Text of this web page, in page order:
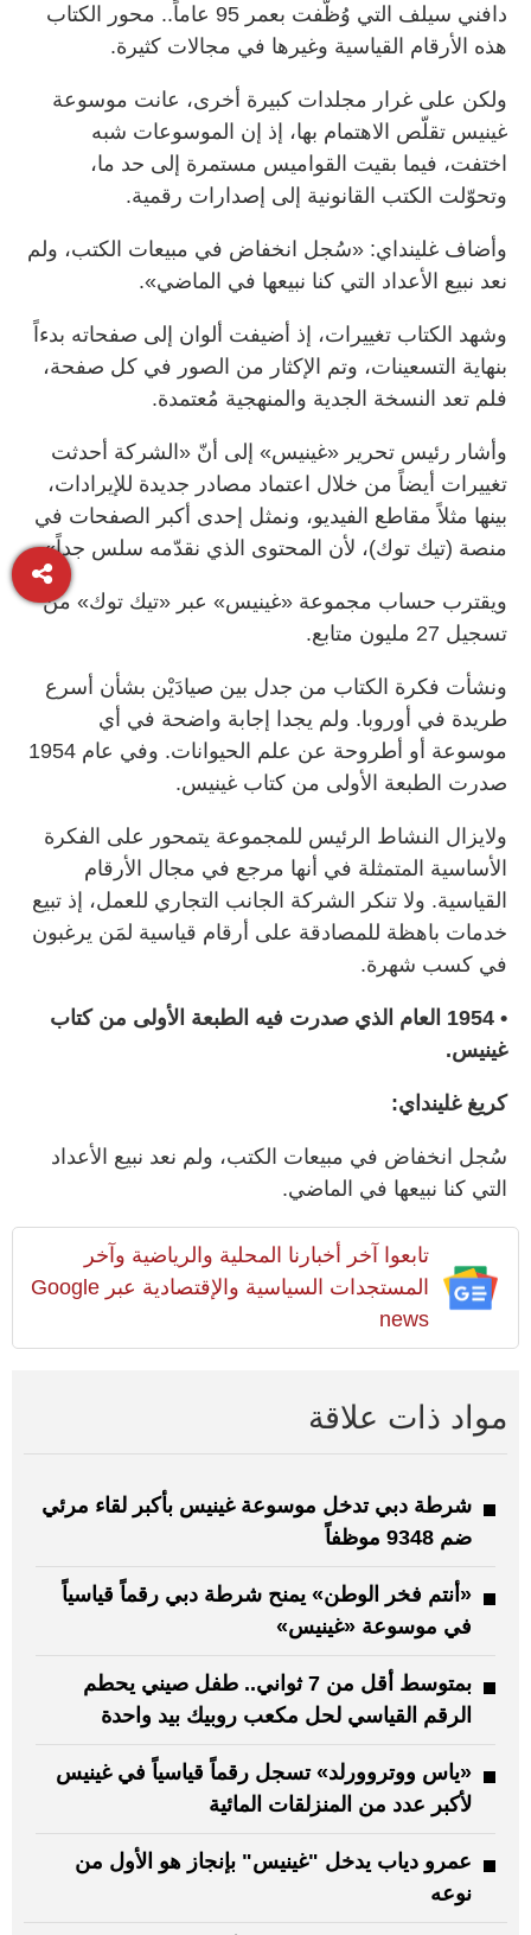
دافني سيلف التي وُظّفت بعمر 95 عاماً.. محور الكتاب
هذه الأرقام القياسية وغيرها في مجالات كثيرة.
ولكن على غرار مجلدات كبيرة أخرى، عانت موسوعة
غينيس تقلّص الاهتمام بها، إذ إن الموسوعات شبه
اختفت، فيما بقيت القواميس مستمرة إلى حد ما،
وتحوّلت الكتب القانونية إلى إصدارات رقمية.
وأضاف غلينداي: «سُجل انخفاض في مبيعات الكتب، ولم
نعد نبيع الأعداد التي كنا نبيعها في الماضي».
وشهد الكتاب تغييرات، إذ أضيفت ألوان إلى صفحاته بدءاً
بنهاية التسعينات، وتم الإكثار من الصور في كل صفحة،
فلم تعد النسخة الجدية والمنهجية مُعتمدة.
وأشار رئيس تحرير «غينيس» إلى أنّ «الشركة أحدثت
تغييرات أيضاً من خلال اعتماد مصادر جديدة للإيرادات،
بينها مثلاً مقاطع الفيديو، ونمثل إحدى أكبر الصفحات في
منصة (تيك توك)، لأن المحتوى الذي نقدّمه سلس جداً».
ويقترب حساب مجموعة «غينيس» عبر «تيك توك» من
تسجيل 27 مليون متابع.
ونشأت فكرة الكتاب من جدل بين صيادَيْن بشأن أسرع
طريدة في أوروبا. ولم يجدا إجابة واضحة في أي
موسوعة أو أطروحة عن علم الحيوانات. وفي عام 1954
صدرت الطبعة الأولى من كتاب غينيس.
ولايزال النشاط الرئيس للمجموعة يتمحور على الفكرة
الأساسية المتمثلة في أنها مرجع في مجال الأرقام
القياسية. ولا تنكر الشركة الجانب التجاري للعمل، إذ تبيع
خدمات باهظة للمصادقة على أرقام قياسية لمَن يرغبون
في كسب شهرة.
• 1954 العام الذي صدرت فيه الطبعة الأولى من كتاب
غينيس.
كريغ غلينداي:
سُجل انخفاض في مبيعات الكتب، ولم نعد نبيع الأعداد
التي كنا نبيعها في الماضي.
تابعوا آخر أخبارنا المحلية والرياضية وآخر
المستجدات السياسية والإقتصادية عبر Google
news
مواد ذات علاقة
شرطة دبي تدخل موسوعة غينيس بأكبر لقاء مرئي
ضم 9348 موظفاً
«أنتم فخر الوطن» يمنح شرطة دبي رقماً قياسياً
في موسوعة «غينيس»
بمتوسط أقل من 7 ثواني.. طفل صيني يحطم
الرقم القياسي لحل مكعب روبيك بيد واحدة
«ياس ووتروورلد» تسجل رقماً قياسياً في غينيس
لأكبر عدد من المنزلقات المائية
عمرو دياب يدخل "غينيس" بإنجاز هو الأول من
نوعه